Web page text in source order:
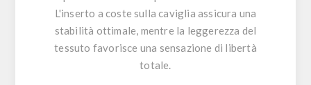
L'inserto a coste sulla caviglia assicura una
stabilità ottimale, mentre la leggerezza del
tessuto favorisce una sensazione di libertà
totale.